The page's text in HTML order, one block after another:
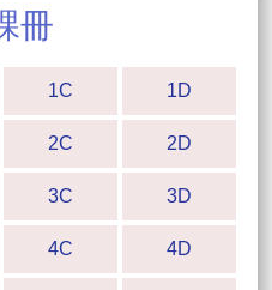
冊
1C 1D
2C 2D
3C 3D
4C 4D